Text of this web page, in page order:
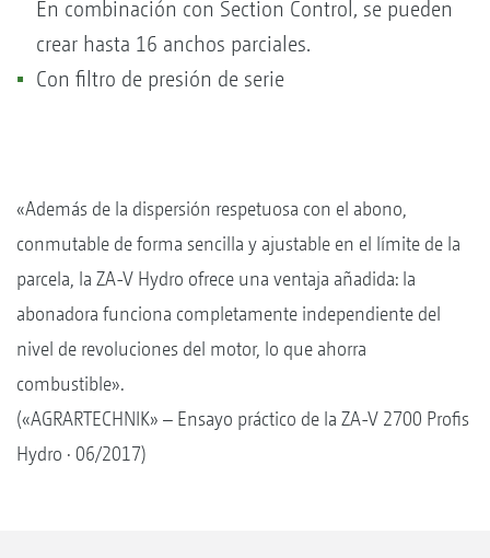
En combinación con Section Control, se pueden
crear hasta 16 anchos parciales.
Con filtro de presión de serie
«Además de la dispersión respetuosa con el abono,
conmutable de forma sencilla y ajustable en el límite de la
parcela, la ZA-V Hydro ofrece una ventaja añadida: la
abonadora funciona completamente independiente del
nivel de revoluciones del motor, lo que ahorra
combustible».
(«AGRARTECHNIK» – Ensayo práctico de la ZA-V 2700 Profis
Hydro · 06/2017)